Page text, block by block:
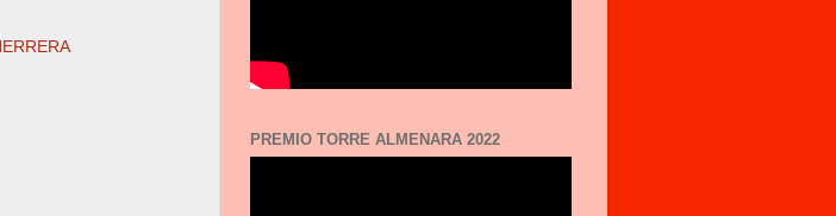
PREMIO TORRE ALMENARA 2022